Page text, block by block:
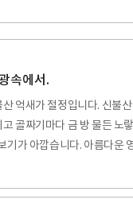
는 초하루와 보름날은 불자
킵니다. 공짠데 그냥 범어
그래도 비오는 산행길
것같이 혼자서 걸엇습니다.
..
속에서.
억새가 절정입니다. 신불
골짜기마다 금 방 물든 노
기가 아깝습니다. 아름다운
담은 사진입니다. 아마도